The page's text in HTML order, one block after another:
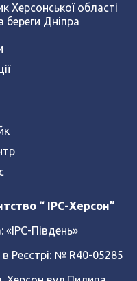
Херсонської області
Дніпра
“ IPC-Херсон”
«ІРС-Південь»
Реєстрі: № R40-05285